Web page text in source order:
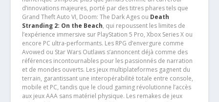
d’innovations majeures, porté par des titres phares tels que
Grand Theft Auto VI, Doom: The Dark Ages ou Death
Stranding 2: On the Beach, qui repoussent les limites de
l’expérience immersive sur PlayStation 5 Pro, Xbox Series X ou
encore PC ultra-performants. Les RPG d’envergure comme
Avowed ou Star Wars Outlaws s’annoncent déjà comme des
références incontournables pour les passionnés de narration
et de mondes ouverts. Les jeux multiplateformes gagnent du
terrain, garantissant une interopérabilité totale entre console,
mobile et PC, tandis que le cloud gaming révolutionne l’accès
aux jeux AAA sans matériel physique. Les remakes de jeux